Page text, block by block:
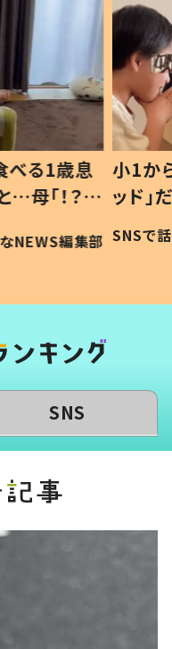
「ギフテ
チ給食”を
令和の親
なNEWS編集部
ひ孫
が、抱
「涙
い」
SNS